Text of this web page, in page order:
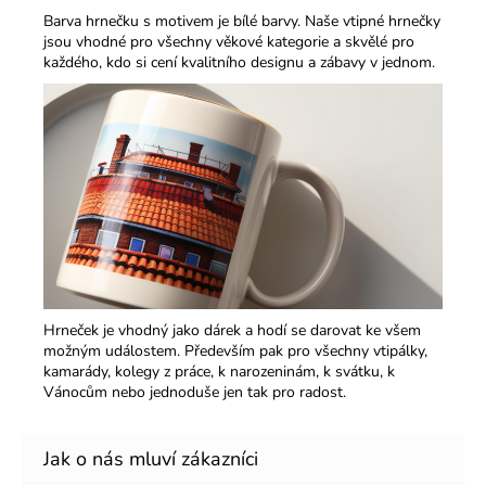
Barva hrnečku s motivem je bílé barvy. Naše vtipné hrnečky
jsou vhodné pro všechny věkové kategorie a skvělé pro
každého, kdo si cení kvalitního designu a zábavy v jednom.​
Hrneček je vhodný jako dárek a hodí se darovat ke všem
možným událostem. Především pak pro všechny vtipálky,
kamarády, kolegy z práce, k narozeninám, k svátku, k
Vánocům nebo jednoduše jen tak pro radost.